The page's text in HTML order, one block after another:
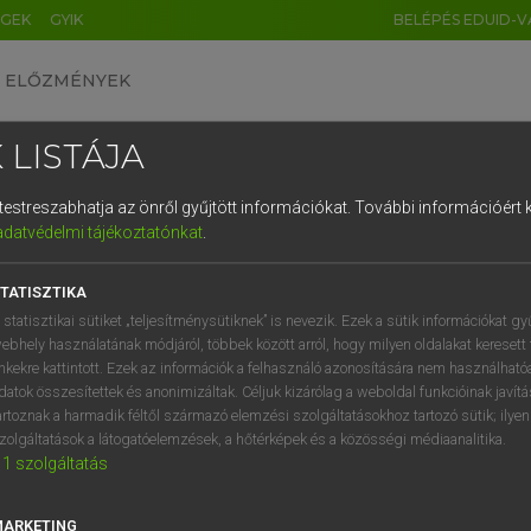
GYIK BELÉPÉS EDUID-
ELŐZMÉNYEK
szótár
VAN ELŐFIZETÉSED?
megtekintéséhez.
LISTÁJA
az önről gyűjtött információkat. További információért
tájékoztatónkat.
statisztikai sütiket „teljesítménysütiknek” is nevezik. Ezek a sütik információkat
használatának módjáról, többek között arról, hogy milyen oldalakat keresett
kattintott. Ezek az információk a felhasználó azonosítására nem
összesítettek és anonimizáltak. Céljuk kizárólag a weboldal funkcióinak
a harmadik féltől származó elemzési szolgáltatásokhoz tartozó sütik;
a látogatóelemzések, a hőtérképek és a közösségi médiaanalitika.
1 szolgáltatás
DE CN FR ES IT NL
1 2 3 4 5 6 7 8 9
q w e r t z u i
a s d f g h j k l é
í y x c v b n m , .